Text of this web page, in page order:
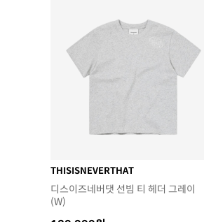
THISISNEVERTHAT
디스이즈네버댓 선빔 티 헤더 그레이
(W)